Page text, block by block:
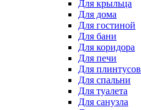
Для крыльца
Для дома
Для гостиной
Для бани
Для коридора
Для печи
Для плинтусов
Для спальни
Для туалета
Для санузла